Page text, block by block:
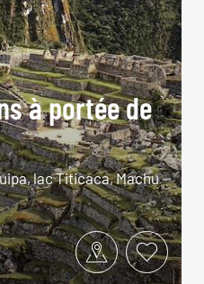
à portée de
lac Titicaca, Machu